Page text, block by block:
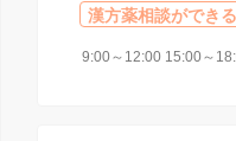
漢方薬相談ができる
9:00～12:00 15:00～